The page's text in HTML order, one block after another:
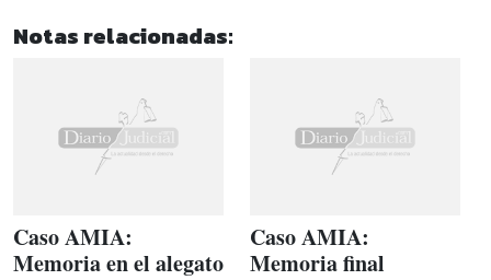
Notas relacionadas:
Caso AMIA:
Memoria en el alegato
Caso AMIA:
Memoria final